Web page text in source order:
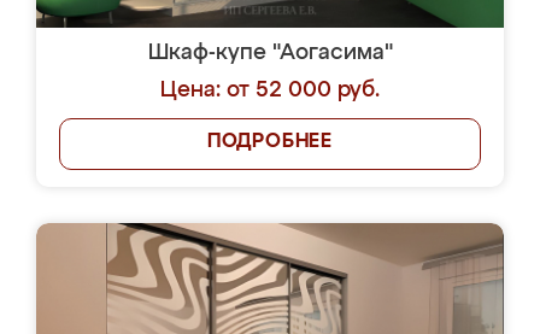
Шкаф-купе "Аогасима"
Цена: от 52 000 руб.
ПОДРОБНЕЕ